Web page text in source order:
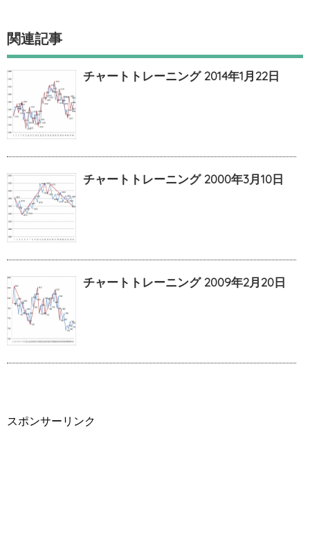
関連記事
チャートトレーニング 2014年1月22日
チャートトレーニング 2000年3月10日
チャートトレーニング 2009年2月20日
スポンサーリンク